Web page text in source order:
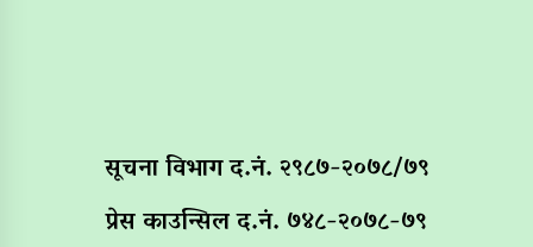
सूचना विभाग द‌.नं. २९८७-२०७८/७९
प्रेस काउन्सिल द.नं. ७४८-२०७८-७९